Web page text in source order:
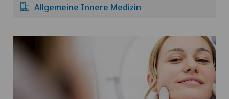
Allgemeine Innere Medizin